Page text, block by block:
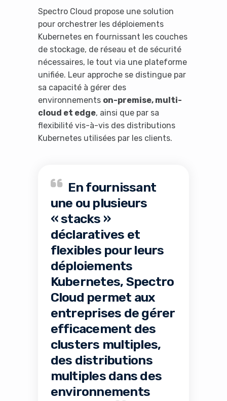
Spectro Cloud propose une solution
pour orchestrer les déploiements
Kubernetes en fournissant les couches
de stockage, de réseau et de sécurité
nécessaires, le tout via une plateforme
unifiée. Leur approche se distingue par
sa capacité à gérer des
environnements on-premise, multi-
cloud et edge, ainsi que par sa
flexibilité vis-à-vis des distributions
Kubernetes utilisées par les clients.
En fournissant
une ou plusieurs
« stacks »
déclaratives et
flexibles pour leurs
déploiements
Kubernetes, Spectro
Cloud permet aux
entreprises de gérer
efficacement des
clusters multiples,
des distributions
multiples dans des
environnements